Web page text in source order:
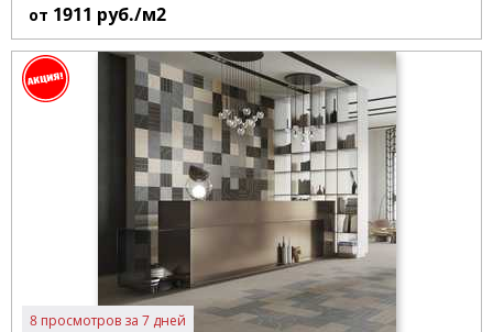
от 1911 руб./м2
8 просмотров за 7 дней